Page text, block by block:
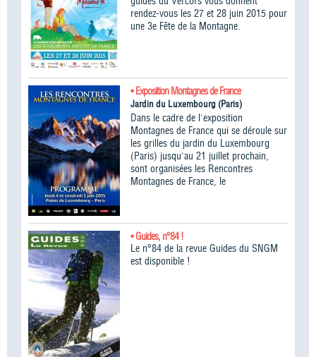
rendez-vous les 27 et 28 juin 2015 pour
une 3e Fête de la Montagne.
• Exposition Montagnes de France
Jardin du Luxembourg (Paris)
Dans le cadre de l'exposition
Montagnes de France qui se déroule sur
les grilles du jardin du Luxembourg
(Paris) jusqu'au 21 juillet prochain,
sont organisées les Rencontres
Montagnes de France, le
• Guides, n°84 !
Le n°84 de la revue Guides du SNGM
est disponible !